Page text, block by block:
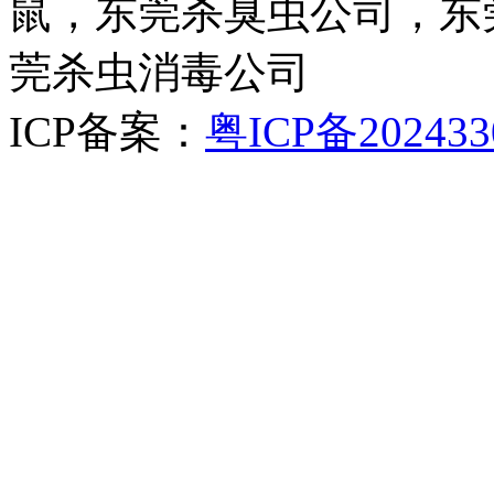
鼠，东莞杀臭虫公司，
莞杀虫消毒公司
ICP备案： 粤ICP备